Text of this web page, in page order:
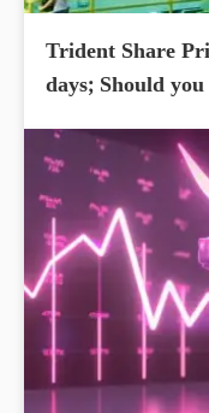
Trident Share
days; Should